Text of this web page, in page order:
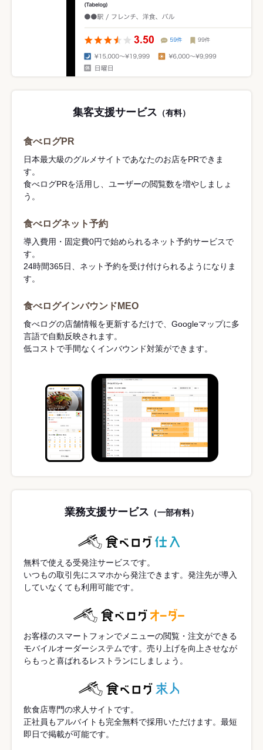
集客支援サービス （有料）
食べログPR
日本最大級のグルメサイトであなたのお店をPRできま
す。
食べログPRを活用し、ユーザーの閲覧数を増やしましょ
う。
食べログネット予約
導入費用・固定費0円で始められるネット予約サービスで
す。
24時間365日、ネット予約を受け付けられるようになりま
す。
食べログインバウンドMEO
食べログの店舗情報を更新するだけで、Googleマップに多
言語で自動反映されます。
低コストで手間なくインバウンド対策ができます。
業務支援サービス （一部有料）
無料で使える受発注サービスです。
いつもの取引先にスマホから発注できます。発注先が導入
していなくても利用可能です。
お客様のスマートフォンでメニューの閲覧・注文ができる
モバイルオーダーシステムです。売り上げを向上させなが
らもっと喜ばれるレストランにしましょう。
飲食店専門の求人サイトです。
正社員もアルバイトも完全無料で採用いただけます。最短
即日で掲載が可能です。